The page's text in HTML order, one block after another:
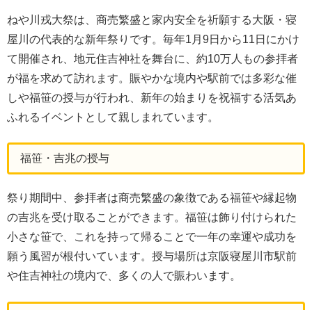
ねや川戎大祭は、商売繁盛と家内安全を祈願する大阪・寝
屋川の代表的な新年祭りです。毎年1月9日から11日にかけ
て開催され、地元住吉神社を舞台に、約10万人もの参拝者
が福を求めて訪れます。賑やかな境内や駅前では多彩な催
しや福笹の授与が行われ、新年の始まりを祝福する活気あ
ふれるイベントとして親しまれています。
福笹・吉兆の授与
祭り期間中、参拝者は商売繁盛の象徴である福笹や縁起物
の吉兆を受け取ることができます。福笹は飾り付けられた
小さな笹で、これを持って帰ることで一年の幸運や成功を
願う風習が根付いています。授与場所は京阪寝屋川市駅前
や住吉神社の境内で、多くの人で賑わいます。